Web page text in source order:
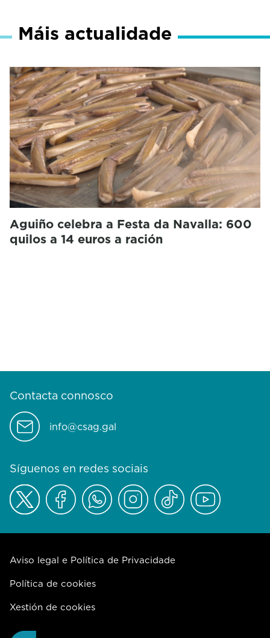
Máis actualidade
Aguiño celebra a Festa da Navalla: 600
quilos a 14 euros a ración
Contacta connosco
info@csag.gal
Síguenos en redes sociais
Aviso legal e Política de Privacidade
Política de cookies
Xestión de cookies